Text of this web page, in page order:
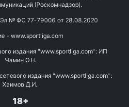
(Роскомнадзор).
Эл № ФС 77-79006 от 28.08.2020
- www.sportliga.com
издания "www.sportliga.com": ИП
Чамин О.Н.
издания "www.sportliga.com":
Хаимов Д.И.
18+